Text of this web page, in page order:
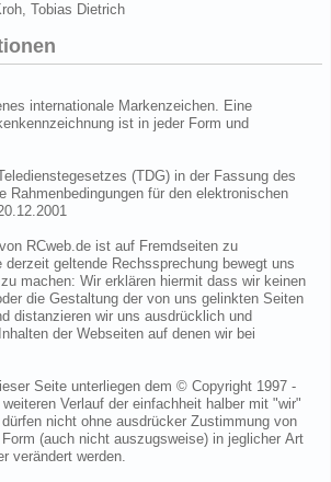
Tobias Dietrich
internationale Markenzeichen. Eine
ist in jeder Form und
(TDG) in der Fassung des
Rahmenbedingungen für den elektronischen
RCweb.de ist auf Fremdseiten zu
geltende Rechssprechung bewegt uns
machen: Wir erklären hiermit dass wir keinen
die Gestaltung der von uns gelinkten Seiten
distanzieren wir uns ausdrücklich und
der Webseiten auf denen wir bei
Seite unterliegen dem © Copyright 1997 -
Verlauf der einfachheit halber mit "wir"
nicht ohne ausdrücker Zustimmung von
(auch nicht auszugsweise) in jeglicher Art
verändert werden.